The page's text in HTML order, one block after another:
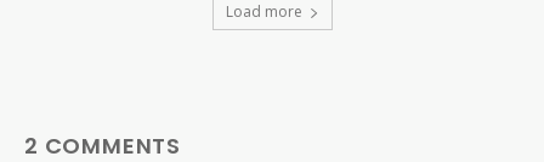
Load more
2 COMMENTS